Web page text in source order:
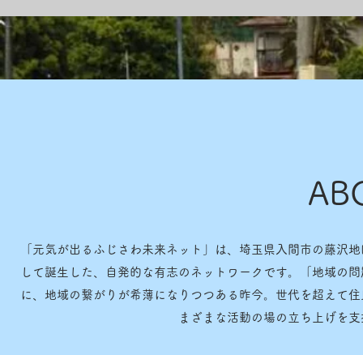
「元気が出るふじさわ未来ネット」は、埼玉県入間市の藤沢
して誕生した、自発的な有志のネットワークです。「地域の
に、地域の繋がりが希薄になりつつある昨今。世代を超えて
まざまな活動の場の立ち上げを